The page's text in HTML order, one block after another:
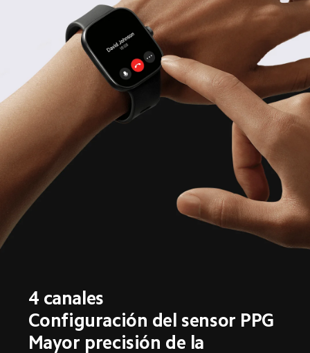
4 canales
Configuración del sensor PPG
Mayor precisión de la